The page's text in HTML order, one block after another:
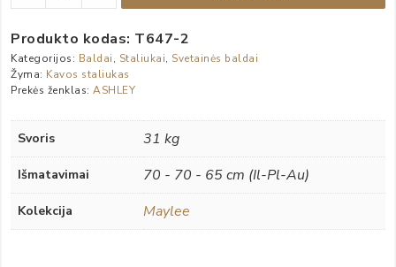
quantity
Produkto kodas: T647-2
Kategorijos: Baldai, Staliukai, Svetainės baldai
Žyma: Kavos staliukas
Prekės ženklas: ASHLEY
Svoris 31 kg
Išmatavimai 70 - 70 - 65 cm (Il-Pl-Au)
Kolekcija Maylee